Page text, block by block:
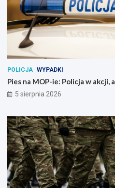
POLICJA WYPADKI
Pies na MOP-ie: Policja w akcji,
5 sierpnia 2026